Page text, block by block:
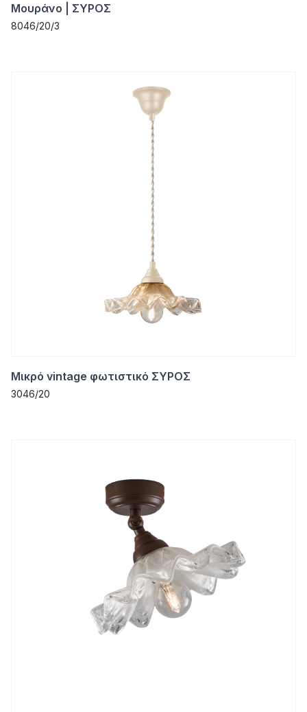
Μουράνο | ΣΥΡΟΣ
8046/20/3
Μικρό vintage φωτιστικό ΣΥΡΟΣ
3046/20